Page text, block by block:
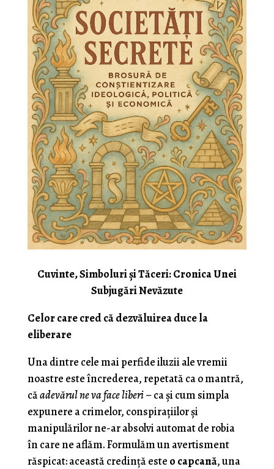
Cuvinte, Simboluri și Tăceri: Cronica Unei
Subjugări Nevăzute
Celor care cred că dezvăluirea duce la
eliberare
Una dintre cele mai perfide iluzii ale vremii
noastre este încrederea, repetată ca o mantră,
căadevărul ne va face liberi– ca și cum simpla
expunere a crimelor, conspirațiilor și
manipulărilor ne-ar absolvi automat de robia
în care ne aflăm. Formulăm un avertisment
răspicat: această credință este o capcană, una